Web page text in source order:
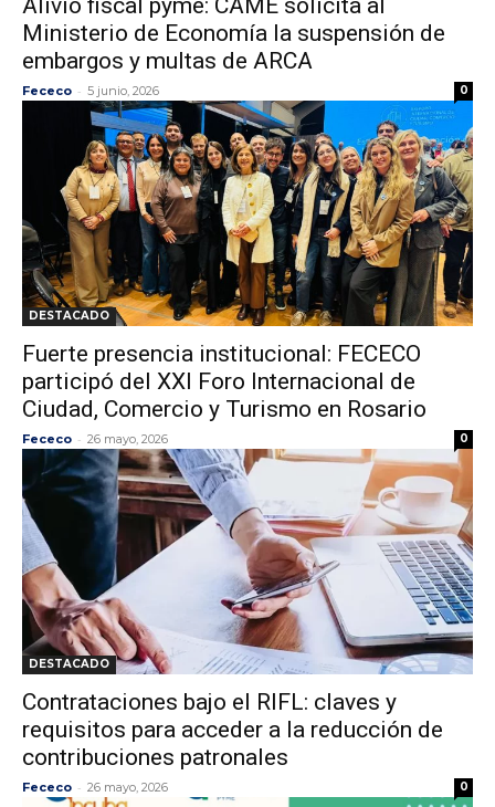
Alivio fiscal pyme: CAME solicita al
Ministerio de Economía la suspensión de
embargos y multas de ARCA
Fececo - 5 junio, 2026 0
DESTACADO
Fuerte presencia institucional: FECECO
participó del XXI Foro Internacional de
Ciudad, Comercio y Turismo en Rosario
Fececo - 26 mayo, 2026 0
DESTACADO
Contrataciones bajo el RIFL: claves y
requisitos para acceder a la reducción de
contribuciones patronales
Fececo - 26 mayo, 2026 0